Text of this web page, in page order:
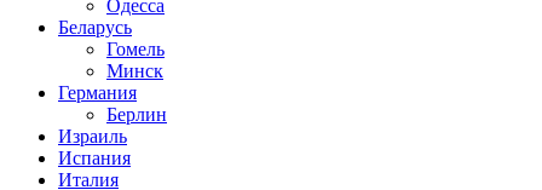
Одесса
Беларусь
Гомель
Минск
Германия
Берлин
Израиль
Испания
Италия